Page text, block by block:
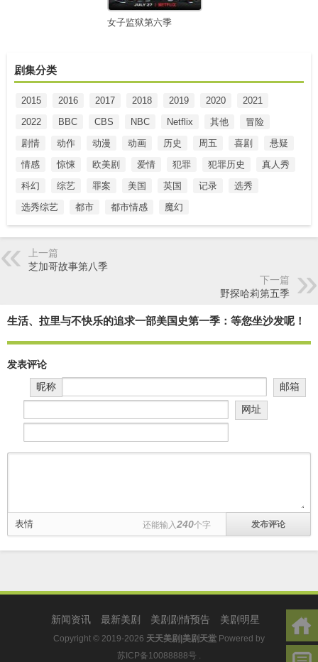
女子监狱第六季
剧集分类
2015 2016 2017 2018 2019 2020
2021
2022
BBC CBS NBC Netflix 其他
冒险
剧情
动作 动漫 动画 历史 周五 喜剧
悬疑
情感
惊悚 欧美剧 爱情 犯罪 犯罪历史
真人秀
科幻
综艺 罪案 美国 英国 记录
选秀
选秀综艺
都市 都市情感 魔幻
上一篇
芝加哥故事第八季
下一篇
野探哈莉第五季
生活、拉里与不快乐的追求一部美国史第一季：等您坐沙发呢！
发表评论
昵称
邮箱
网址
表情 还能输入240个字
新闻资讯 最新美剧 美剧剧情预告 美剧明星
Copyright © 2019-2026 天天美剧|美剧天堂 Powered by
苏ICP备10088888号